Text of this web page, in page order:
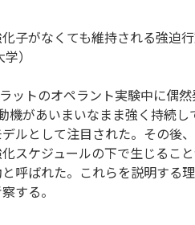
子がなくても維持される強迫
）
ットのオペラント実験中に偶
機があいまいなまま強く持続
ルとして注目された。その後
スケジュールの下で生じるこ
呼ばれた。これらを説明する
する。